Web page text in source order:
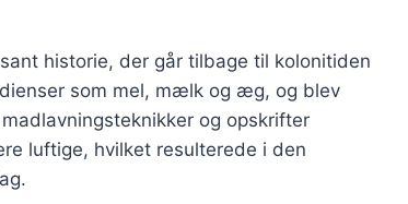
historie, der går tilbage til kolonitiden
som mel, mælk og æg, og blev
og opskrifter
luftige, hvilket resulterede i den